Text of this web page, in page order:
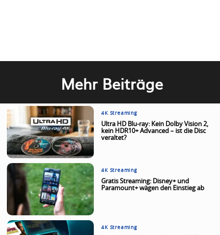
Mehr Beiträge
4K Streaming
Ultra HD Blu-ray: Kein Dolby Vision 2,
kein HDR10+ Advanced – ist die Disc
veraltet?
4K Streaming
Gratis Streaming: Disney+ und
Paramount+ wägen den Einstieg ab
4K Streaming